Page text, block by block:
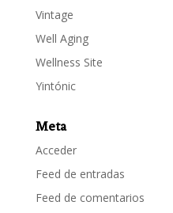
Vintage
Well Aging
Wellness Site
Yintónic
Meta
Acceder
Feed de entradas
Feed de comentarios